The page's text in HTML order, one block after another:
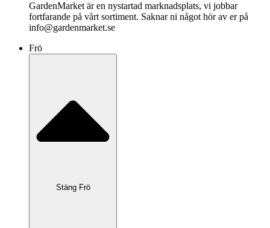
GardenMarket är en nystartad marknadsplats, vi jobbar
fortfarande på vårt sortiment. Saknar ni något hör av er på
info@gardenmarket.se
Frö
Stäng Frö